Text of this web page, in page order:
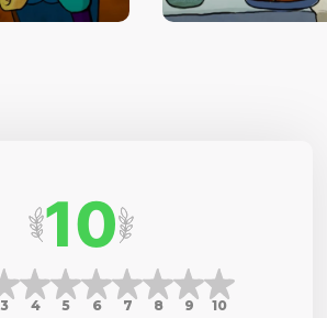
10
3 4 5 6 7 8 9 10